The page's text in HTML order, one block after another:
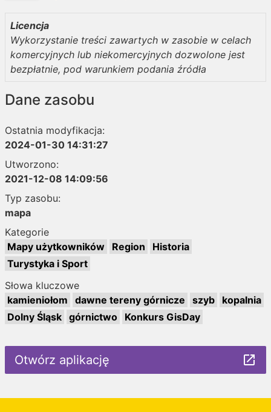
Licencja
Wykorzystanie treści zawartych w zasobie w celach
komercyjnych lub niekomercyjnych dozwolone jest
bezpłatnie, pod warunkiem podania źródła
Dane zasobu
Ostatnia modyfikacja:
2024-01-30 14:31:27
Utworzono:
2021-12-08 14:09:56
Typ zasobu:
mapa
Kategorie
Mapy użytkowników
Region
Historia
Turystyka i Sport
Słowa kluczowe
kamieniołom
dawne tereny górnicze szyb
kopalnia
Dolny Śląsk górnictwo Konkurs GisDay
Otwórz aplikację launch